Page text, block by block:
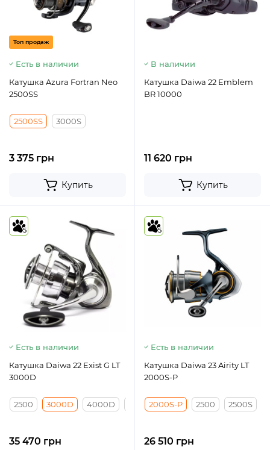
Топ продаж
Есть в наличии
Катушка Azura Fortran Neo
2500SS
2500SS 3000S
3 375 грн
Купить
В наличии
Катушка Daiwa 22 Emblem
BR 10000
11 620 грн
Купить
5
Есть в наличии
Катушка Daiwa 22 Exist G LT
3000D
2500 3000D 4000D 5000D-C 2500D
35 470 грн
5
Есть в наличии
Катушка Daiwa 23 Airity LT
2000S-P
2000S-P 2500 2500S
26 510 грн